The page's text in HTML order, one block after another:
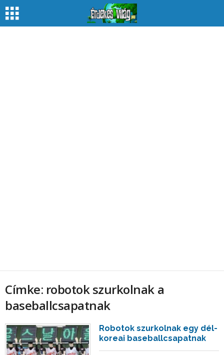
Címke: robotok szurkolnak a
baseballcsapatnak
Robotok szurkolnak egy dél-
koreai baseballcsapatnak